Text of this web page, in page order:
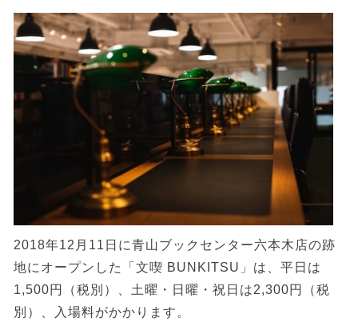
2018年12月11日に青山ブックセンター六本木店の跡
地にオープンした「文喫 BUNKITSU」は、平日は
1,500円（税別）、土曜・日曜・祝日は2,300円（税
別）、入場料がかかります。